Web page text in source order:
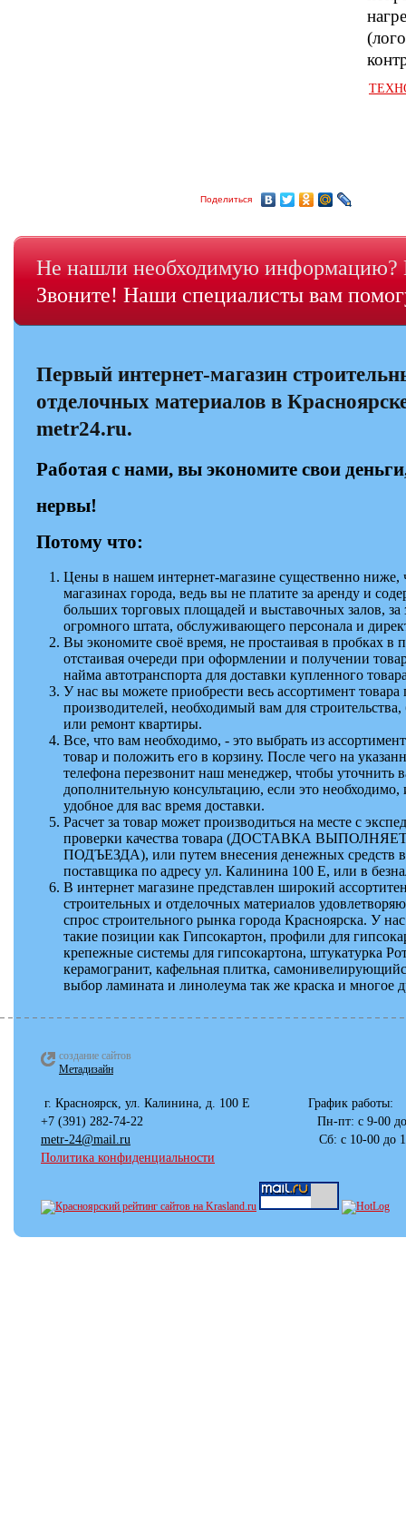
Поделиться
Не нашли необходимую информацию?
Звоните! Наши специалисты вам
Первый интернет-магазин
отделочных материалов в
metr24.ru.
Работая с нами, вы экономите свои
нервы!
Потому что:
Цены в нашем интернет-магазине существенно ниже,
магазинах города, ведь вы не платите за аренду и
больших торговых площадей и выставочных залов, за
огромного штата, обслуживающего персонала и
Вы экономите своё время, не простаивая в пробках в
отстаивая очереди при оформлении и получении
найма автотранспорта для доставки купленного
У нас вы можете приобрести весь ассортимент товара
производителей, необходимый вам для строительства,
или ремонт квартиры.
Все, что вам необходимо, - это выбрать из
товар и положить его в корзину. После чего на
телефона перезвонит наш менеджер, чтобы уточнить
дополнительную консультацию, если это необходимо,
удобное для вас время доставки.
Расчет за товар может производиться на месте с
проверки качества товара (ДОСТАВКА
ПОДЪЕЗДА), или путем внесения денежных средств в
поставщика по адресу ул. Калинина 100 Е, или в
В интернет магазине представлен широкий
строительных и отделочных материалов
спрос строительного рынка города Красноярска. У
такие позиции как Гипсокартон, профили для
крепежные системы для гипсокартона, штукатурка
керамогранит, кафельная плитка,
выбор ламината и линолеума так же краска и многое
создание сайтов
Метадизайн
г. Красноярск, ул. Калинина, д. 100
+7 (391) 282-74-22 Пн-пт: с
metr-24@mail.ru Сб: с 10-00 до 17-00
Политика конфиденциальности